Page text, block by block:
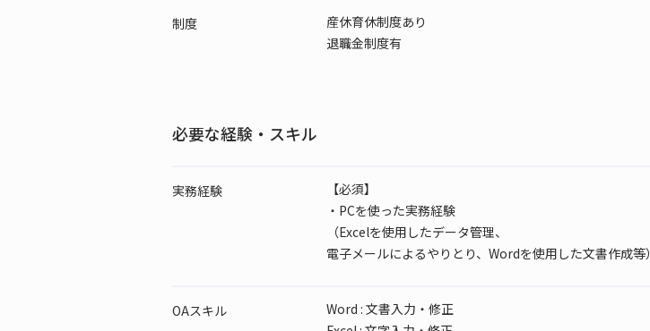
制度
産休育休制度あり
退職金制度有
必要な経験・スキル
実務経験
【必須】
・PCを使った実務経験
（Excelを使用したデータ管理、
電子メールによるやりとり、Wordを使用した文書作成等）
OAスキル
Word : 文書入力・修正